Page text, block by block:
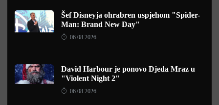
Šef Disneyja ohrabren uspjehom "Spider-
Man: Brand New Day"
06.08.2026.
David Harbour je ponovo Djeda Mraz u
"Violent Night 2"
06.08.2026.